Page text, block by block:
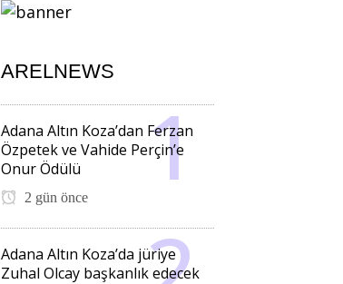
ARELNEWS
Adana Altın Koza’dan Ferzan
Özpetek ve Vahide Perçin’e
Onur Ödülü
2 gün önce
Adana Altın Koza’da jüriye
Zuhal Olcay başkanlık edecek